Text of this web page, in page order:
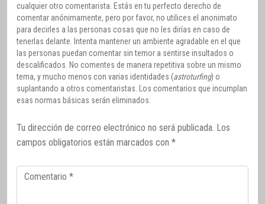
cualquier otro comentarista. Estás en tu perfecto derecho de
comentar anónimamente, pero por favor, no utilices el anonimato
para decirles a las personas cosas que no les dirías en caso de
tenerlas delante. Intenta mantener un ambiente agradable en el que
las personas puedan comentar sin temor a sentirse insultados o
descalificados. No comentes de manera repetitiva sobre un mismo
tema, y mucho menos con varias identidades (astroturfing) o
suplantando a otros comentaristas. Los comentarios que incumplan
esas normas básicas serán eliminados.
Tu dirección de correo electrónico no será publicada. Los
campos obligatorios están marcados con *
Comentario